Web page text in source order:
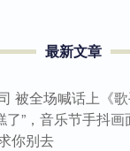
最新文章
被全场喊话上《歌
”，音乐节手抖画
你别去